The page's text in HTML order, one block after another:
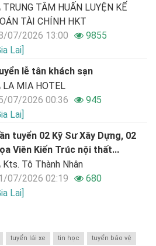
TRUNG TÂM HUẤN LUYỆN KẾ
TÀI CHÍNH HKT
07/2026 13:00
9855
Lai]
lễ tân khách sạn
LA MIA HOTEL
07/2026 00:36
945
Lai]
tuyển 02 Kỹ Sư Xây Dựng, 02
Viên Kiến Trúc nội thất...
Kts. Tô Thành Nhân
07/2026 02:19
680
Lai]
tuyển lái xe tin học tuyển bảo vệ